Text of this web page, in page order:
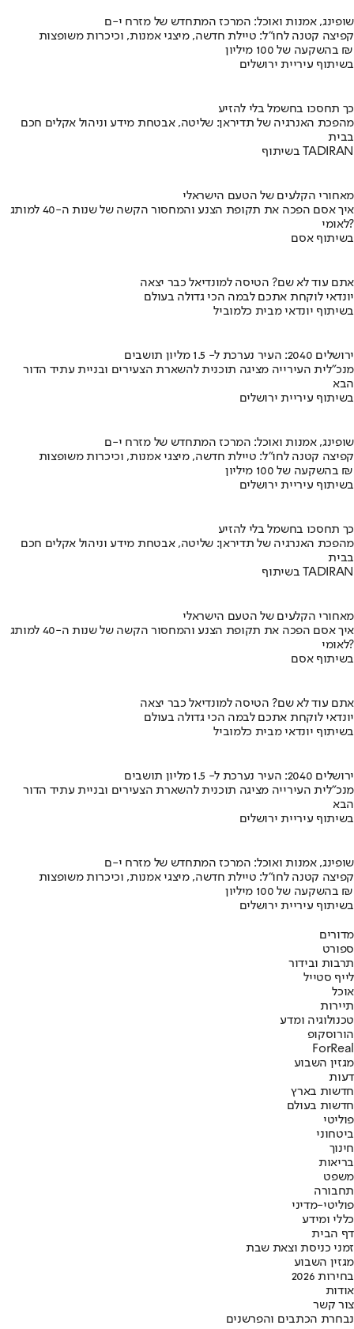
שופינג, אמנות ואוכל: המרכז המתחדש של מזרח י-ם
קפיצה קטנה לחו"ל: טיילת חדשה, מיצגי אמנות, וכיכרות משופצות
בהשקעה של 100 מיליון ₪
בשיתוף עיריית ירושלים
כך תחסכו בחשמל בלי להזיע
מהפכת האנרגיה של תדיראן: שליטה, אבטחת מידע וניהול אקלים חכם
בבית
בשיתוף TADIRAN
מאחורי הקלעים של הטעם הישראלי
איך אסם הפכה את תקופת הצנע והמחסור הקשה של שנות ה-40 למותג
לאומי?
בשיתוף אסם
אתם עוד לא שם? הטיסה למונדיאל כבר יצאה
יונדאי לוקחת אתכם לבמה הכי גדולה בעולם
בשיתוף יונדאי מבית כלמוביל
ירושלים 2040: העיר נערכת ל- 1.5 מליון תושבים
מנכ"לית העירייה מציגה תוכנית להשארת הצעירים ובניית עתיד הדור
הבא
בשיתוף עיריית ירושלים
שופינג, אמנות ואוכל: המרכז המתחדש של מזרח י-ם
קפיצה קטנה לחו"ל: טיילת חדשה, מיצגי אמנות, וכיכרות משופצות
בהשקעה של 100 מיליון ₪
בשיתוף עיריית ירושלים
כך תחסכו בחשמל בלי להזיע
מהפכת האנרגיה של תדיראן: שליטה, אבטחת מידע וניהול אקלים חכם
בבית
בשיתוף TADIRAN
מאחורי הקלעים של הטעם הישראלי
איך אסם הפכה את תקופת הצנע והמחסור הקשה של שנות ה-40 למותג
לאומי?
בשיתוף אסם
אתם עוד לא שם? הטיסה למונדיאל כבר יצאה
יונדאי לוקחת אתכם לבמה הכי גדולה בעולם
בשיתוף יונדאי מבית כלמוביל
ירושלים 2040: העיר נערכת ל- 1.5 מליון תושבים
מנכ"לית העירייה מציגה תוכנית להשארת הצעירים ובניית עתיד הדור
הבא
בשיתוף עיריית ירושלים
שופינג, אמנות ואוכל: המרכז המתחדש של מזרח י-ם
קפיצה קטנה לחו"ל: טיילת חדשה, מיצגי אמנות, וכיכרות משופצות
בהשקעה של 100 מיליון ₪
בשיתוף עיריית ירושלים
מדורים
ספורט
תרבות ובידור
לייף סטייל
אוכל
תיירות
טכנולוגיה ומדע
הורוסקופ
ForReal
מגזין השבוע
דעות
חדשות בארץ
חדשות בעולם
פוליטי
ביטחוני
חינוך
בריאות
משפט
תחבורה
פוליטי-מדיני
כללי ומידע
דף הבית
זמני כניסת וצאת שבת
מגזין השבוע
בחירות 2026
אודות
צור קשר
נבחרת הכתבים והפרשנים